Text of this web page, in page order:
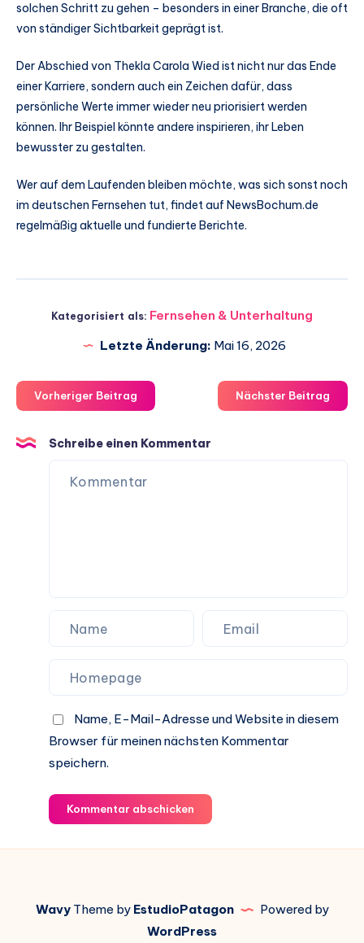
solchen Schritt zu gehen – besonders in einer Branche, die oft
von ständiger Sichtbarkeit geprägt ist.
Der Abschied von Thekla Carola Wied ist nicht nur das Ende
einer Karriere, sondern auch ein Zeichen dafür, dass
persönliche Werte immer wieder neu priorisiert werden
können. Ihr Beispiel könnte andere inspirieren, ihr Leben
bewusster zu gestalten.
Wer auf dem Laufenden bleiben möchte, was sich sonst noch
im deutschen Fernsehen tut, findet auf NewsBochum.de
regelmäßig aktuelle und fundierte Berichte.
Kategorisiert als: Fernsehen & Unterhaltung
Letzte Änderung: Mai 16, 2026
Vorheriger Beitrag Nächster Beitrag
Schreibe einen Kommentar
Name, E-Mail-Adresse und Website in diesem
Browser für meinen nächsten Kommentar
speichern.
Kommentar abschicken
WavyTheme by EstudioPatagon
Powered by
WordPress